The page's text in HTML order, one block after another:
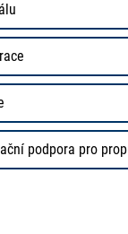
podpora pro